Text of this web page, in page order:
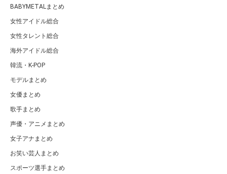
BABYMETALまとめ
女性アイドル総合
女性タレント総合
海外アイドル総合
韓流・K-POP
モデルまとめ
女優まとめ
歌手まとめ
声優・アニメまとめ
女子アナまとめ
お笑い芸人まとめ
スポーツ選手まとめ